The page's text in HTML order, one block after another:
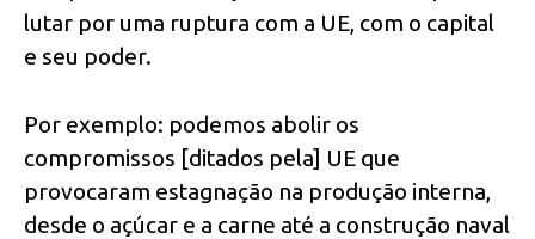
lutar por uma ruptura com a UE, com o capital
e seu poder.
Por exemplo: podemos abolir os
compromissos [ditados pela] UE que
provocaram estagnação na produção interna,
desde o açúcar e a carne até a construção naval